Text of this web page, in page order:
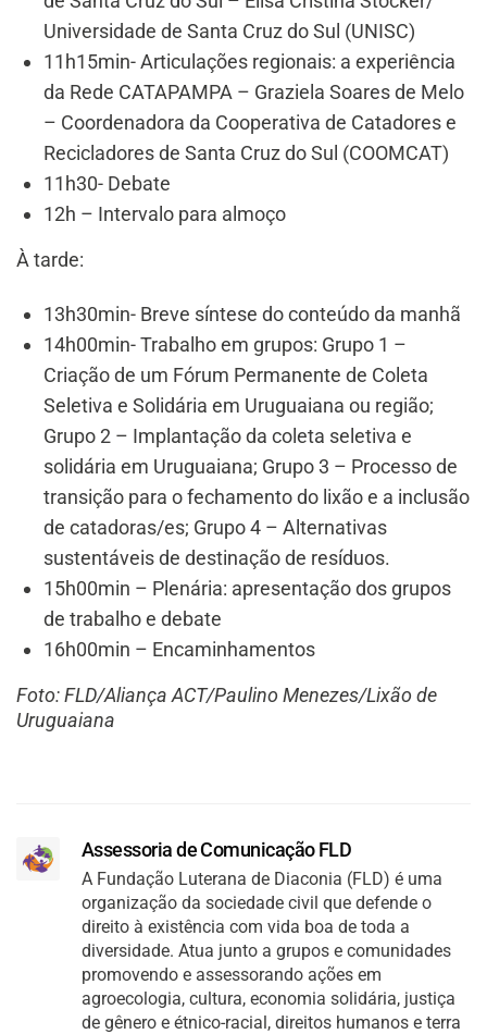
Universidade de Santa Cruz do Sul (UNISC)
11h15min- Articulações regionais: a experiência
da Rede CATAPAMPA – Graziela Soares de Melo
– Coordenadora da Cooperativa de Catadores e
Recicladores de Santa Cruz do Sul (COOMCAT)
11h30- Debate
12h – Intervalo para almoço
À tarde:
13h30min- Breve síntese do conteúdo da manhã
14h00min- Trabalho em grupos: Grupo 1 –
Criação de um Fórum Permanente de Coleta
Seletiva e Solidária em Uruguaiana ou região;
Grupo 2 – Implantação da coleta seletiva e
solidária em Uruguaiana; Grupo 3 – Processo de
transição para o fechamento do lixão e a inclusão
de catadoras/es; Grupo 4 – Alternativas
sustentáveis de destinação de resíduos.
15h00min – Plenária: apresentação dos grupos
de trabalho e debate
16h00min – Encaminhamentos
Foto: FLD/Aliança ACT/Paulino Menezes/Lixão de
Uruguaiana
Assessoria de Comunicação FLD
A Fundação Luterana de Diaconia (FLD) é uma
organização da sociedade civil que defende o
direito à existência com vida boa de toda a
diversidade. Atua junto a grupos e comunidades
promovendo e assessorando ações em
agroecologia, cultura, economia solidária, justiça
de gênero e étnico-racial, direitos humanos e terra